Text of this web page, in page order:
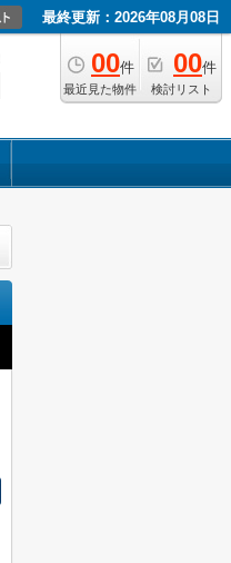
最終更新：2026年08月08日
00件
最近見た物件
00件
検討リスト